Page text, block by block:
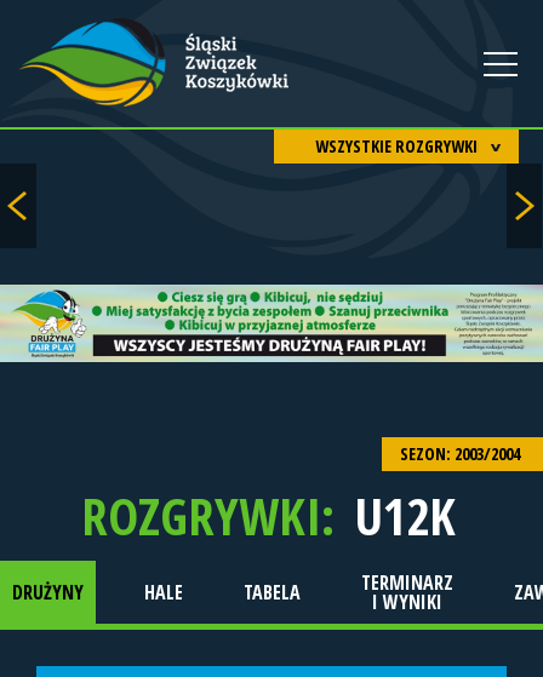
WSZYSTKIE ROZGRYWKI
SEZON: 2003/2004
ROZGRYWKI: U12K
DRUŻYNY HALE TABELA TERMINARZ
I WYNIKI